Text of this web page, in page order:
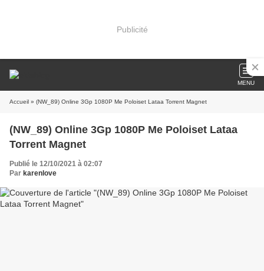
Publicité
MENU
Accueil » (NW_89) Online 3Gp 1080P Me Poloiset Lataa Torrent Magnet
(NW_89) Online 3Gp 1080P Me Poloiset Lataa
Torrent Magnet
Publié le 12/10/2021 à 02:07
Par karenlove